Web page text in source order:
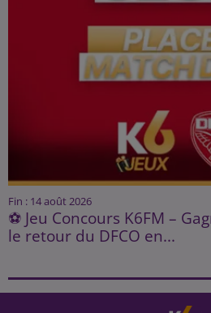
Fin : 14 août 2026
⚽ Jeu Concours K6FM –
le retour du DFCO en...